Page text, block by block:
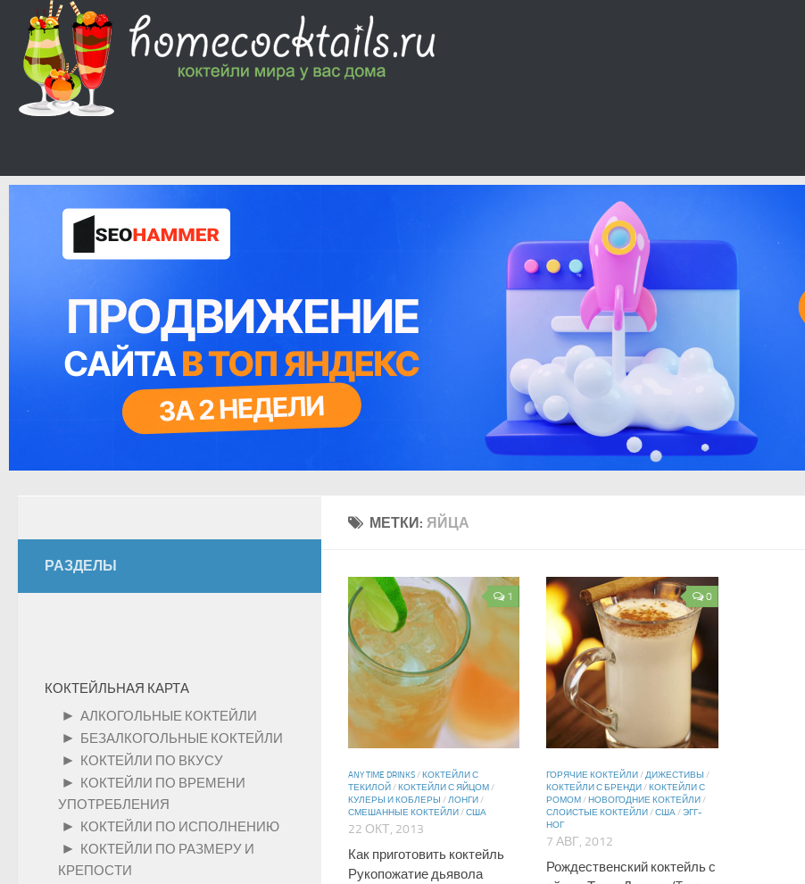
МЕТКИ: ЯЙЦА
1
ANY TIME DRINKS/КОКТЕЙЛИ С
ТЕКИЛОЙ/КОКТЕЙЛИ С ЯЙЦОМ/
КУЛЕРЫ И КОБЛЕРЫ /ЛОНГИ/
СМЕШАННЫЕ КОКТЕЙЛИ/США
22 ОКТ, 2013
Как приготовить коктейль
Рукопожатие дьявола
0
ГОРЯЧИЕ КОКТЕЙЛИ/ДИЖЕСТИВЫ /
КОКТЕЙЛИ С БРЕНДИ/КОКТЕЙЛИ С
РОМОМ/НОВОГОДНИЕ КОКТЕЙЛИ/
СЛОИСТЫЕ КОКТЕЙЛИ/США/ЭГГ-
НОГ
7 АВГ, 2012
Рождественский коктейль с
РАЗДЕЛЫ
КОКТЕЙЛЬНАЯ КАРТА
► АЛКОГОЛЬНЫЕ КОКТЕЙЛИ
► БЕЗАЛКОГОЛЬНЫЕ КОКТЕЙЛИ
► КОКТЕЙЛИ ПО ВКУСУ
► КОКТЕЙЛИ ПО ВРЕМЕНИ
УПОТРЕБЛЕНИЯ
► КОКТЕЙЛИ ПО ИСПОЛНЕНИЮ
► КОКТЕЙЛИ ПО РАЗМЕРУ И
КРЕПОСТИ